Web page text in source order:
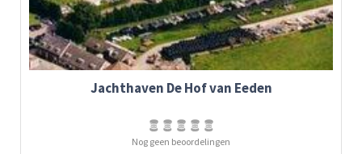
Jachthaven De Hof van Eeden
Nog geen beoordelingen